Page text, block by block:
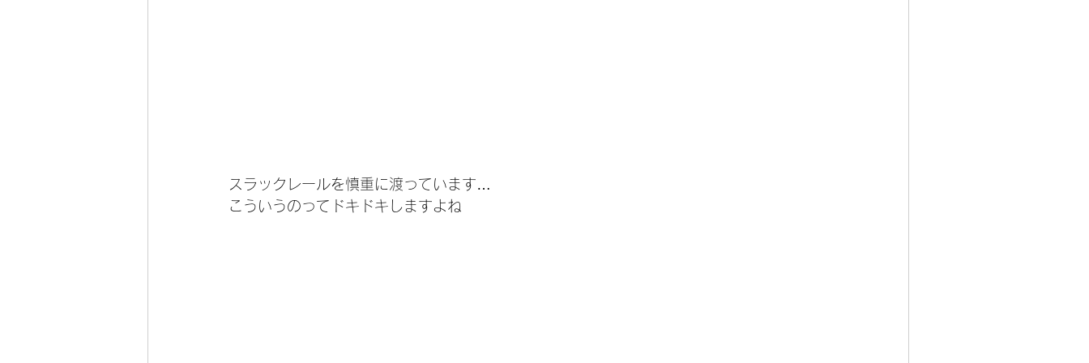
スラックレールを慎重に渡っています…
こういうのってドキドキしますよね